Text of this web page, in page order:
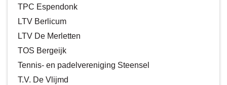
TPC Espendonk
LTV Berlicum
LTV De Merletten
TOS Bergeijk
Tennis- en padelvereniging Steensel
T.V. De Vlijmd